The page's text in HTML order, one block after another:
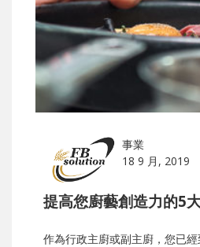
事業
18 9 月, 2019
提高您廚藝創造力的5
作為行政主廚或副主廚，您已